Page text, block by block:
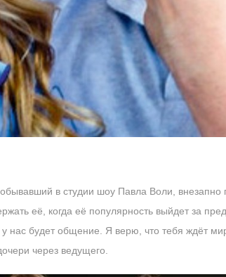
в студии шоу Павла Воли, внезапно
её, когда её популярность выйдет за
нас будет общение. Я верю, что тебя ждёт
через ведущего.